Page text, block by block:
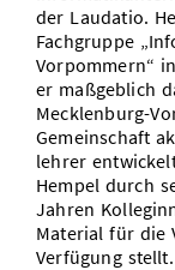
der Laudatio.
Fachgruppe
Vorpommern“
er maßgeblich
Mecklenburg-
Gemeinschaft
lehrer
Hempel durch
Jahren
Material für die
Verfügung stellt.